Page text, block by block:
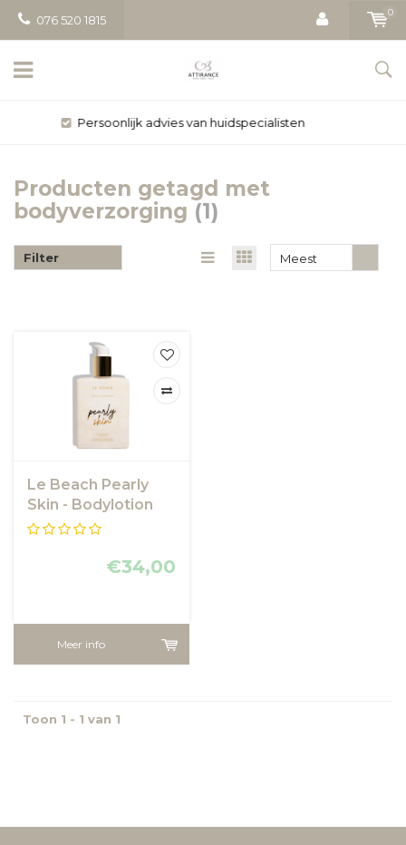
076 520 1815
0
Gratis bezorging vanaf € 50
Producten getagd met
bodyverzorging (1)
Filter
Meest
Le Beach Pearly
Skin - Bodylotion
van Le Beach
€34,00
Meer info
Toon 1 - 1 van 1